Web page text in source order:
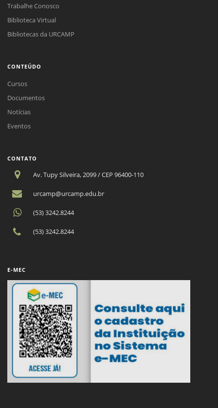
Trabalhe Conosco
Biblioteca Virtual
Bibliotecas da URCAMP
CONTEÚDO
Cursos
Documentos
Notícias
Eventos
CONTATO
Av. Tupy Silveira, 2099 / CEP 96400-110
urcamp@urcamp.edu.br
(53) 3242.8244
(53) 3242.8244
E-MEC